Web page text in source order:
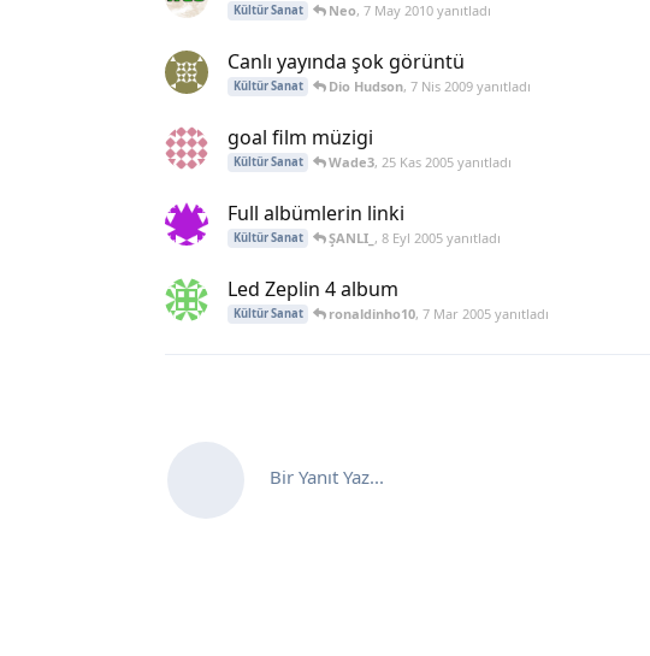
Kültür Sanat Neo,7 May 2010 yanıtladı
Canlı yayında şok görüntü
Kültür Sanat Dio Hudson,7 Nis 2009 yanıtladı
goal film müzigi
Kültür Sanat Wade3,25 Kas 2005 yanıtladı
Full albümlerin linki
Kültür Sanat ŞANLI_ ,8 Eyl 2005 yanıtladı
Led Zeplin 4 album
Kültür Sanat ronaldinho10,7 Mar 2005 yanıtladı
Bir Yanıt Yaz...